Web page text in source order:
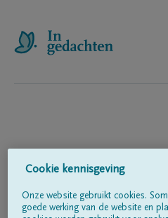
Volg ons op
Cookie kennisgeving
Onze website gebruikt cookies.
goede werking van de website en